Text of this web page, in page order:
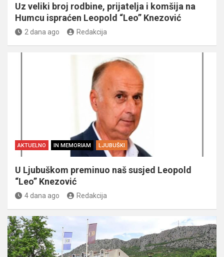
Uz veliki broj rodbine, prijatelja i komšija na
Humcu ispraćen Leopold “Leo” Knezović
2 dana ago Redakcija
AKTUELNO IN MEMORIAM LJUBUŠKI
U Ljubuškom preminuo naš susjed Leopold
“Leo” Knezović
4 dana ago Redakcija